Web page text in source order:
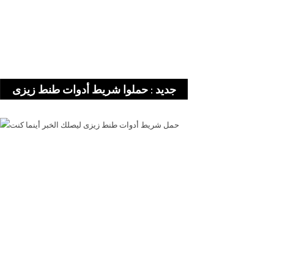
جديد : حملوا شريط أدوات طنط زيزى